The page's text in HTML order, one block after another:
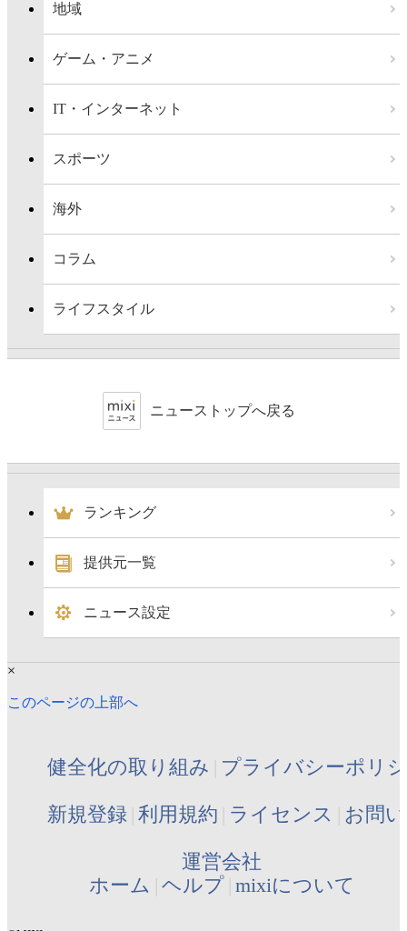
地域
ゲーム・アニメ
IT・インターネット
スポーツ
海外
コラム
ライフスタイル
ニューストップへ戻る
ランキング
提供元一覧
ニュース設定
×
このページの上部へ
健全化の取り組み プライバシーポリ
新規登録 利用規約 ライセンス お問
運営会社
ホーム ヘルプ mixiについて